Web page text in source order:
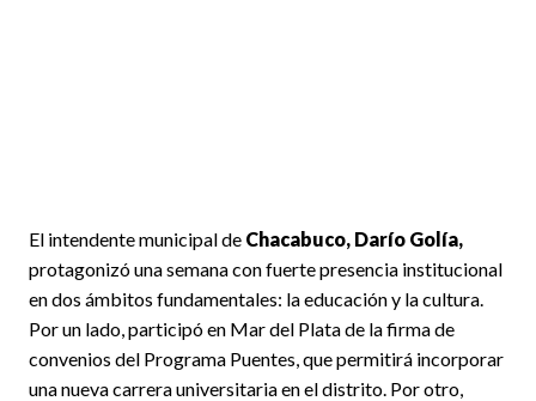
El intendente municipal de Chacabuco, Darío Golía,
protagonizó una semana con fuerte presencia institucional
en dos ámbitos fundamentales: la educación y la cultura.
Por un lado, participó en Mar del Plata de la firma de
convenios del Programa Puentes, que permitirá incorporar
una nueva carrera universitaria en el distrito. Por otro,